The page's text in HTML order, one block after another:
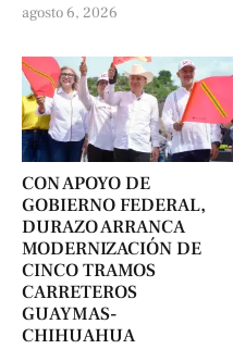
agosto 6, 2026
CON APOYO DE
GOBIERNO FEDERAL,
DURAZO ARRANCA
MODERNIZACIÓN DE
CINCO TRAMOS
CARRETEROS
GUAYMAS-
CHIHUAHUA